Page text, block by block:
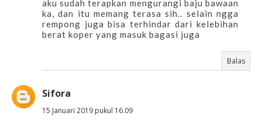
aku sudah terapkan mengurangi baju bawaan
ka, dan itu memang terasa sih.. selain ngga
rempong juga bisa terhindar dari kelebihan
berat koper yang masuk bagasi juga
Balas
Sifora
15 Januari 2019 pukul 16.09